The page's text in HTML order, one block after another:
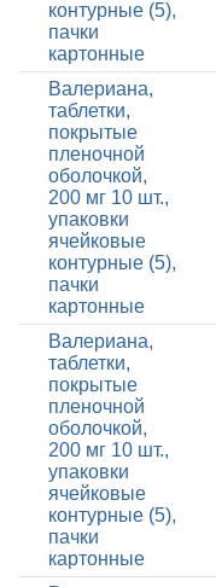
контурные (5),
пачки
картонные
Валериана,
таблетки,
покрытые
пленочной
оболочкой,
200 мг 10 шт.,
упаковки
ячейковые
контурные (5),
пачки
картонные
Валериана,
таблетки,
покрытые
пленочной
оболочкой,
200 мг 10 шт.,
упаковки
ячейковые
контурные (5),
пачки
картонные